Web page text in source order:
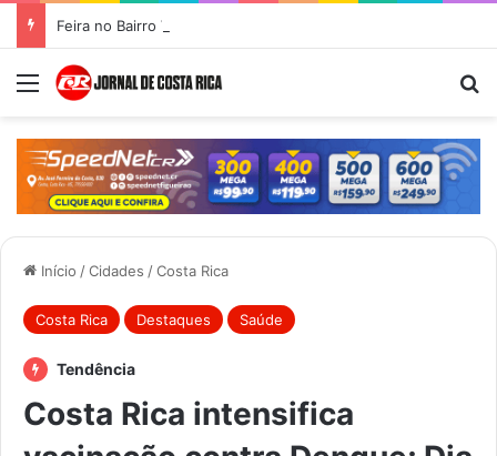
Menu
Início /Cidades /Costa Rica
Costa Rica Destaques Saúde
Tendência
Costa Rica intensifica